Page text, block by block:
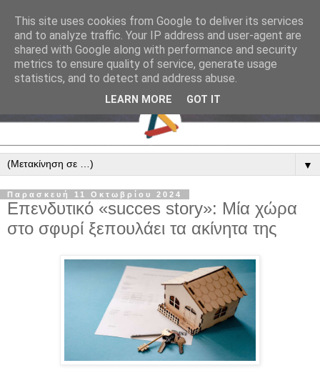
▼
Παρασκευή 11 Οκτωβρίου 2024
Επενδυτικό «succes story»: Μία χώρα
στο σφυρί ξεπουλάει τα ακίνητα της
This site uses cookies from Google to deliver its services
and to analyze traffic. Your IP address and user-agent are
shared with Google along with performance and security
metrics to ensure quality of service, generate usage
statistics, and to detect and address abuse.
LEARN MORE GOT IT